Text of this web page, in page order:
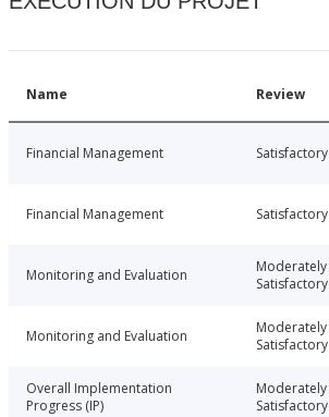
Name Review
Financial Management Satisfactory
Financial Management Satisfactory
Monitoring and Evaluation
Moderately
Satisfactory
Monitoring and Evaluation
Moderately
Satisfactory
Overall Implementation
Progress (IP)
Moderately
Satisfactory